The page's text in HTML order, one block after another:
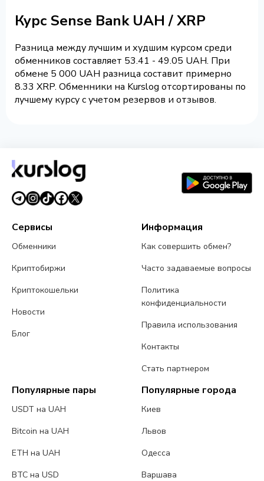
Курс Sense Bank UAH / XRP
Разница между лучшим и худшим курсом среди
обменников составляет 53.41 - 49.05 UAH. При
обмене 5 000 UAH разница составит примерно
8.33 XRP. Обменники на Kurslog отсортированы по
лучшему курсу с учетом резервов и отзывов.
Сервисы
Обменники
Криптобиржи
Криптокошельки
Новости
Блог
Информация
Как совершить обмен?
Часто задаваемые вопросы
Политика
конфиденциальности
Правила использования
Контакты
Стать партнером
Популярные пары
USDT на UAH
Bitcoin на UAH
ETH на UAH
BTC на USD
Популярные города
Киев
Львов
Одесса
Варшава